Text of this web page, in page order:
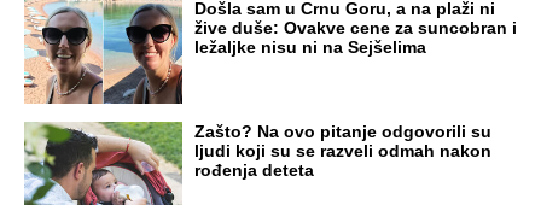
HRVATI GA SLAVILI KAO HEROJA KNINA:
Par godina kasnije išao od kuće do kuće i
UBIJAO!